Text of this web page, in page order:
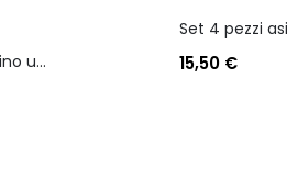
3 pezzi Fantasmino unisex diadora in cotone mercerizzato tg dalla 35 alla 46 15,50 €